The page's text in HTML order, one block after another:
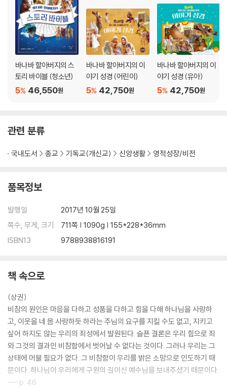
14장 예수는 그리스도(31문)
15장 크리스천? 크리스천!(32문)
16장 아들 하나님(33-34문)
17장 처녀가 아들을?(35-36문)
18장 나를 위한 고난(37-39문)
19장 죽음을 죽인 죽음(40-44문)
20장 예수님의 부활(45문)
24장 성령을 믿사오며(53문)
26장 죄의 용서(56문)
(하) 권
들어가는 글
의롭다 하심에 관하여
28장 어떻게 하나님 보시기에 의롭게 되는가?(59-61문)
29장 우리의 선행(62-64문)
말씀과 성례에 관하여
30장 믿음은 어디서 오는가?(65-68문)
31장 세례란 무엇인가?(69-71문)
32장 세례에 대한 오해(72-74문)
33장 성찬은 왜 해야 하는가?(75-77문)
34장 성찬은 어떻게 해야 하는가?(78-82문)
바나바 할아버지의 스
토리 바이블 (청소년)
46,550원
5%
바나바 할아버지의 이
야기 성경 (어린이)
42,750원
5%
바나바 할아버지의 이
야기 성경 (유아)
42,750원
5%
관련 분류
국내도서 종교 기독교(개신교) 신앙생활 영적성장/비전
품목정보
발행일
2017년 10월 25일
쪽수, 무게, 크기
711쪽 | 1090g | 155*228*36mm
ISBN13
9788938816191
책 속으로
(상권)
비참의 원인은 마음을 다하고 성품을 다하고 힘을 다해 하나님을 사랑하
고, 이웃을 네 몸 사랑하듯 하라는 주님의 요구를 지킬 수도 없고, 지키고
싶어 하지도 않는 우리의 죄성에서 발원된다. 슬픈 결론은 우리 힘으로 죄
와 그것의 결과인 비참함에서 벗어날 수 없다는 것이다. 그러나 우리는 그
상태에 머물 필요가 없다. 그 비참함이 우리를 밝은 소망으로 인도하기 때
문이다. 하나님이 우리에게 구원의 길이신 예수님을 보내주셨기 때문이다.
--- p. 46